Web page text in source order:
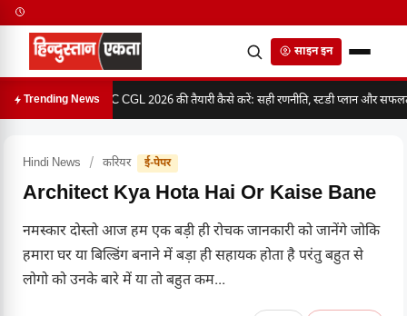
साइन इन
Trending NewsSSC CGL 2026 की तैयारी कैसे करें: सही रणनीति, स्टडी प्लान और
Hindi News / करियर ई-पेपर
Architect Kya Hota Hai Or Kaise Bane
नमस्कार दोस्तो आज हम एक बड़ी ही रोचक जानकारी को जानेंगे जोकि
हमारा घर या बिल्डिंग बनाने में बड़ा ही सहायक होता है परंतु बहुत से
लोगो को उनके बारे में या तो बहुत कम...